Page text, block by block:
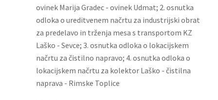
ovinek Marija Gradec - ovinek Udmat; 2. osnutka
odloka o ureditvenem načrtu za industrijski obrat
za predelavo in trženja mesa s transportom KZ
Laško - Sevce; 3. osnutka odloka o lokacijskem
načrtu za čistilno napravo; 4. osnutka odloka o
lokacijskem načrtu za kolektor Laško - čistilna
naprava - Rimske Toplice